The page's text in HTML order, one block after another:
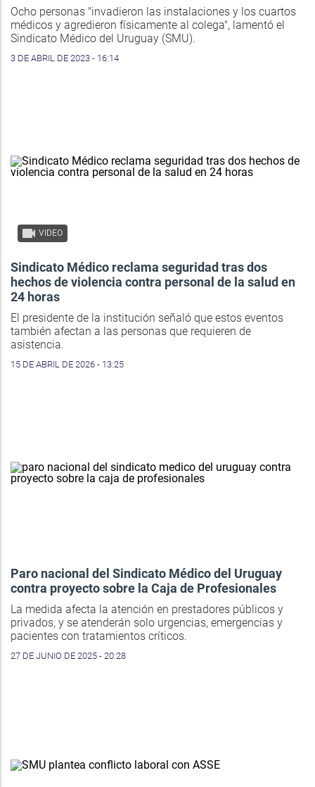
Ocho personas "invadieron las instalaciones y los cuartos
médicos y agredieron físicamente al colega", lamentó el
Sindicato Médico del Uruguay (SMU).
3 DE ABRIL DE 2023 - 16:14
VIDEO
Sindicato Médico reclama seguridad tras dos
hechos de violencia contra personal de la salud en
24 horas
El presidente de la institución señaló que estos eventos
también afectan a las personas que requieren de
asistencia.
15 DE ABRIL DE 2026 - 13:25
Paro nacional del Sindicato Médico del Uruguay
contra proyecto sobre la Caja de Profesionales
La medida afecta la atención en prestadores públicos y
privados, y se atenderán solo urgencias, emergencias y
pacientes con tratamientos críticos.
27 DE JUNIO DE 2025 - 20:28